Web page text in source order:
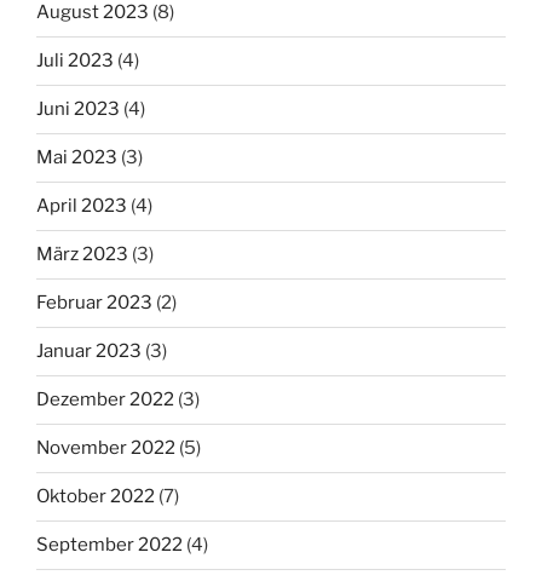
August 2023 (8)
Juli 2023 (4)
Juni 2023 (4)
Mai 2023 (3)
April 2023 (4)
März 2023 (3)
Februar 2023 (2)
Januar 2023 (3)
Dezember 2022 (3)
November 2022 (5)
Oktober 2022 (7)
September 2022 (4)